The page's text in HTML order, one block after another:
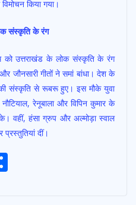
किया गया।
संस्कृति के रंग
उत्तराखंड के लोक संस्कृति के रंग
जौनसारी गीतों ने समां बांधा। देश के
की संस्कृति से रूबरू हुए। इस मौके युवा
रेनूबाला और विपिन कुमार के
वहीं, हंसा ग्रुप और अल्मोड़ा स्वाल
प्रस्तुतियां दीं।